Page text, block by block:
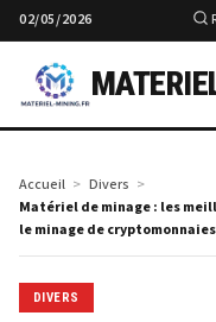
02/05/2026
Accueil
Divers
Matériel de minage : les
le minage de cryptomonnaies
DIVERS